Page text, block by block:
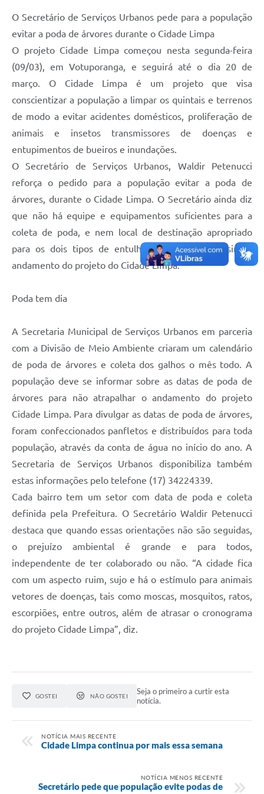
Perguntas Frequentes
Transparência
Audiências Públicas
Editais
Links
Telefones Úteis
Agenda
Contato
O Secretário de Serviços Urbanos pede para a população
evitar a poda de árvores durante o Cidade Limpa
O projeto Cidade Limpa começou nesta segunda-feira
(09/03), em Votuporanga, e seguirá até o dia 20 de
março. O Cidade Limpa é um projeto que visa
conscientizar a população a limpar os quintais e terrenos
de modo a evitar acidentes domésticos, proliferação de
animais e insetos transmissores de doenças e
entupimentos de bueiros e inundações.
O Secretário de Serviços Urbanos, Waldir Petenucci
reforça o pedido para a população evitar a poda de
árvores, durante o Cidade Limpa. O Secretário ainda diz
que não há equipe e equipamentos suficientes para a
coleta de poda, e nem local de destinação apropriado
para os dois tipos de entulhos, prejudicando assim o
andamento do projeto do Cidade Limpa.
Poda tem dia
A Secretaria Municipal de Serviços Urbanos em parceria
com a Divisão de Meio Ambiente criaram um calendário
de poda de árvores e coleta dos galhos o mês todo. A
população deve se informar sobre as datas de poda de
árvores para não atrapalhar o andamento do projeto
Cidade Limpa. Para divulgar as datas de poda de árvores,
foram confeccionados panfletos e distribuídos para toda
população, através da conta de água no início do ano. A
Secretaria de Serviços Urbanos disponibiliza também
estas informações pelo telefone (17) 34224339.
Cada bairro tem um setor com data de poda e coleta
definida pela Prefeitura. O Secretário Waldir Petenucci
destaca que quando essas orientações não são seguidas,
o prejuízo ambiental é grande e para todos,
independente de ter colaborado ou não. “A cidade fica
com um aspecto ruim, sujo e há o estímulo para animais
vetores de doenças, tais como moscas, mosquitos, ratos,
escorpiões, entre outros, além de atrasar o cronograma
do projeto Cidade Limpa”, diz.
GOSTEI NÃO GOSTEI
Seja o primeiro a curtir esta
notícia.
NOTÍCIA MAIS RECENTE
Cidade Limpa continua por mais essa semana
NOTÍCIA MENOS RECENTE
Secretário pede que população evite podas de